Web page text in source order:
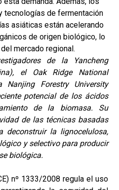
tecnologías de fermentación
asiáticas están acelerando
de origen biológico, lo
mercado regional.
de la Yancheng
el Oak Ridge National
Nanjing Forestry University
potencial de los ácidos
de la biomasa. Su
de las técnicas basadas
deconstruir la lignocelulosa,
y selectivo para producir
biológica.
nº 1333/2008 regula el uso